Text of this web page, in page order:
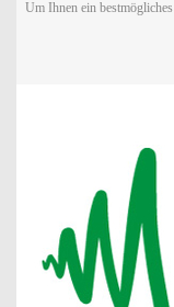
Um Ihnen ein